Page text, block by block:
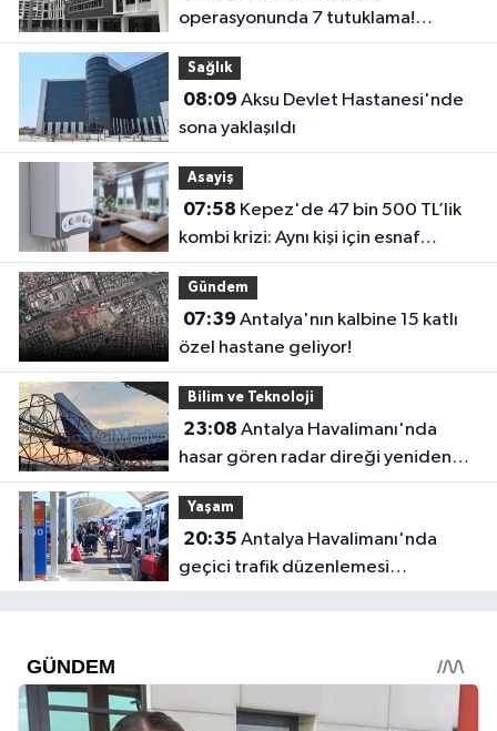
operasyonunda 7 tutuklama!
Soruşturma genişliyor
Sağlık
08:09
sona yaklaşıldı
Asayiş
07:58
kombi krizi: Aynı kişi için esnaf
birbirini uyarıyor
Gündem
07:39
özel hastane geliyor!
Bilim ve Teknoloji
23:08
hasar gören radar direği yeniden
hizmette
Yaşam
20:35
geçici trafik düzenlemesi
uygulanacak! Yolculara uyarı